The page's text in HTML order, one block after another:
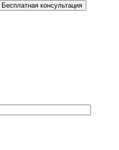
Бесплатная консультация